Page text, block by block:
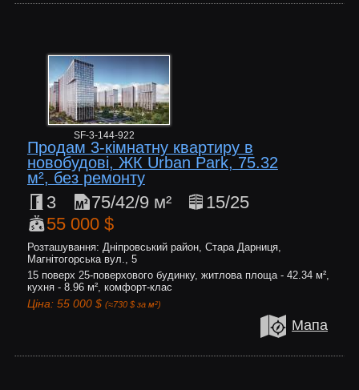
SF-3-144-922
Продам 3-кімнатну квартиру в
новобудові, ЖК Urban Park, 75.32
м², без ремонту
3 75/42/9 м²
15/25
55 000 $
Розташування: Дніпровський район, Стара Дарниця,
Магнітогорська вул., 5
15 поверх 25-поверхового будинку, житлова площа - 42.34 м²,
кухня - 8.96 м², комфорт-клас
Ціна: 55 000 $ (≈730 $ за м²)
Мапа